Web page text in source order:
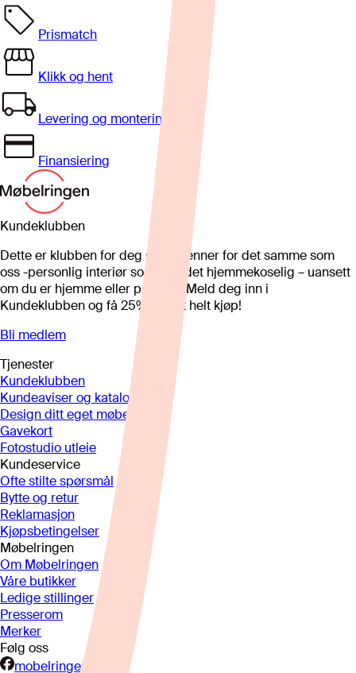
Prismatch
Klikk og hent
Levering og montering
Finansiering
Kundeklubben
Dette er klubben for deg som brenner for det samme som
oss -personlig interiør som gjør det hjemmekoselig – uansett
om du er hjemme eller på hytta. Meld deg inn i
Kundeklubben og få 25%* på et helt kjøp!
Bli medlem
Tjenester
Kundeklubben
Kundeaviser og kataloger
Design ditt eget møbel
Gavekort
Fotostudio utleie
Kundeservice
Ofte stilte spørsmål
Bytte og retur
Reklamasjon
Kjøpsbetingelser
Møbelringen
Om Møbelringen
Våre butikker
Ledige stillinger
Presserom
Merker
Følg oss
mobelringen.no